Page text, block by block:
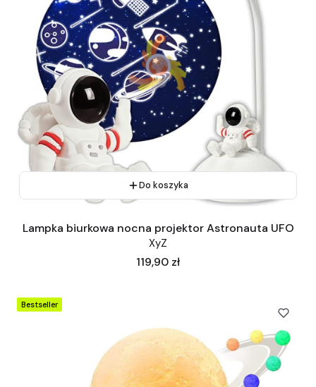
Do koszyka
Lampka biurkowa nocna projektor Astronauta UFO
XyZ
Cena
119,90 zł
Bestseller